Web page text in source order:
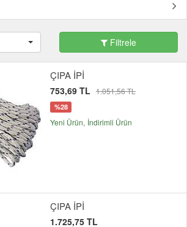
Filtrele
ÇIPA İPİ
753,69 TL 1.051,56 TL
%28
Yeni Ürün İndirimli Ürün
ÇIPA İPİ
1.725,75 TL